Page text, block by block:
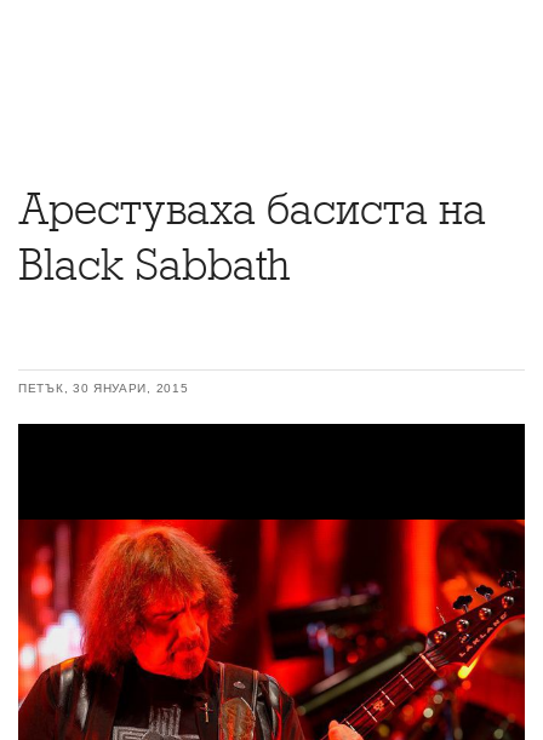
Арестуваха басиста на
Black Sabbath
ПЕТЪК, 30 ЯНУАРИ, 2015